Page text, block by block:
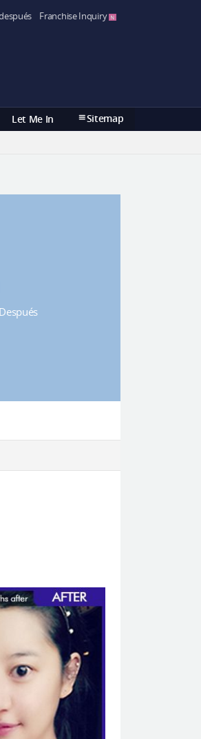
Franchise Inquiry
Let Me In Sitemap